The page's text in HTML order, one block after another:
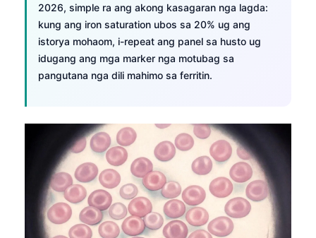
2026, simple ra ang akong kasagaran nga lagda:
kung ang iron saturation ubos sa 20% ug ang
istorya mohaom, i-repeat ang panel sa husto ug
idugang ang mga marker nga motubag sa
pangutana nga dili mahimo sa ferritin.
ไทย
ဗမာစာ
ភាសាខ្មែរ
Kiswahili
አማርኛ
O‘zbekcha
Català
Қазақ тілі
Suomi